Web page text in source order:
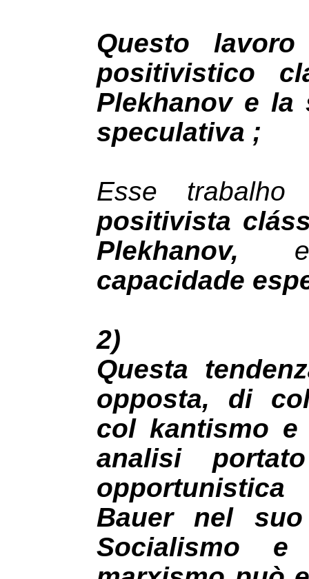
Questo
positivistico
Plekhanov e la
speculativa ;
Esse
positivista
Plekhanov, e
capacidade
2)
Questa
opposta, di
col kantismo
analisi
Bauer nel
Socialismo